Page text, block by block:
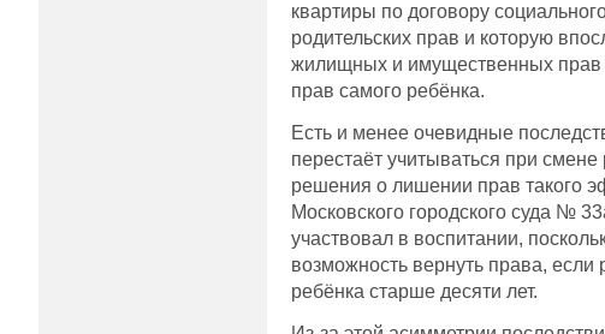
квартиры по договору
родительских прав и которую
жилищных и имущественных прав
прав самого ребёнка.
Есть и менее очевидные
перестаёт учитываться при
решения о лишении прав такого
Московского городского суда №
участвовал в воспитании,
возможность вернуть права,
ребёнка старше десяти лет.